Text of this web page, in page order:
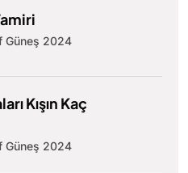
Güneş 2024
Kışın Kaç
Güneş 2024